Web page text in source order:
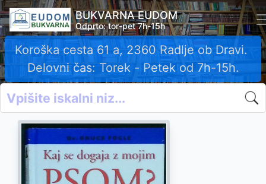
BUKVARNA EUDOM
Odprto: tor-pet 7h-15h
Koroška cesta 61 a, 2360 Radlje ob Dravi.
Delovni čas: Torek - Petek od 7h-15h.